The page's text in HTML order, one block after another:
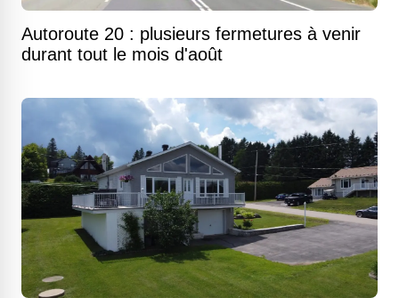
Autoroute 20 : plusieurs fermetures à venir
durant tout le mois d'août